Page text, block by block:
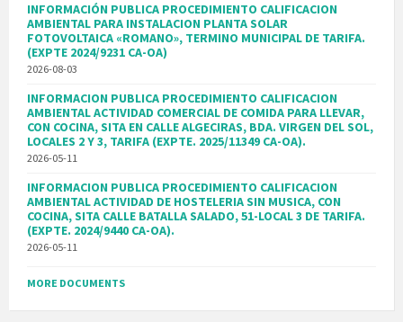
INFORMACIÓN PUBLICA PROCEDIMIENTO CALIFICACION
AMBIENTAL PARA INSTALACION PLANTA SOLAR
FOTOVOLTAICA «ROMANO», TERMINO MUNICIPAL DE TARIFA.
(EXPTE 2024/9231 CA-OA)
2026-08-03
INFORMACION PUBLICA PROCEDIMIENTO CALIFICACION
AMBIENTAL ACTIVIDAD COMERCIAL DE COMIDA PARA LLEVAR,
CON COCINA, SITA EN CALLE ALGECIRAS, BDA. VIRGEN DEL SOL,
LOCALES 2 Y 3, TARIFA (EXPTE. 2025/11349 CA-OA).
2026-05-11
INFORMACION PUBLICA PROCEDIMIENTO CALIFICACION
AMBIENTAL ACTIVIDAD DE HOSTELERIA SIN MUSICA, CON
COCINA, SITA CALLE BATALLA SALADO, 51-LOCAL 3 DE TARIFA.
(EXPTE. 2024/9440 CA-OA).
2026-05-11
MORE DOCUMENTS